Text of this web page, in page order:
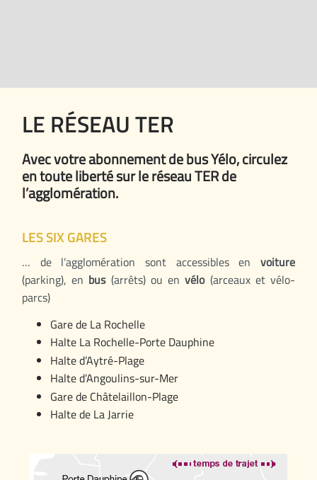
LE RÉSEAU TER
Avec votre abonnement de bus Yélo, circulez
en toute liberté sur le réseau TER de
l’agglomération.
LES SIX GARES
… de l’agglomération sont accessibles en voiture
(parking), en bus(arrêts) ou envélo(arceaux et vélo-
parcs)
Gare de La Rochelle
Halte La Rochelle-Porte Dauphine
Halte d’Aytré-Plage
Halte d’Angoulins-sur-Mer
Gare de Châtelaillon-Plage
Halte de La Jarrie